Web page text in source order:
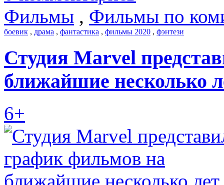
Фильмы , Фильмы по
боевик , драма , фантастика , фильмы 2020 , фэнтези
Студия Marvel
ближайшие несколько
6+